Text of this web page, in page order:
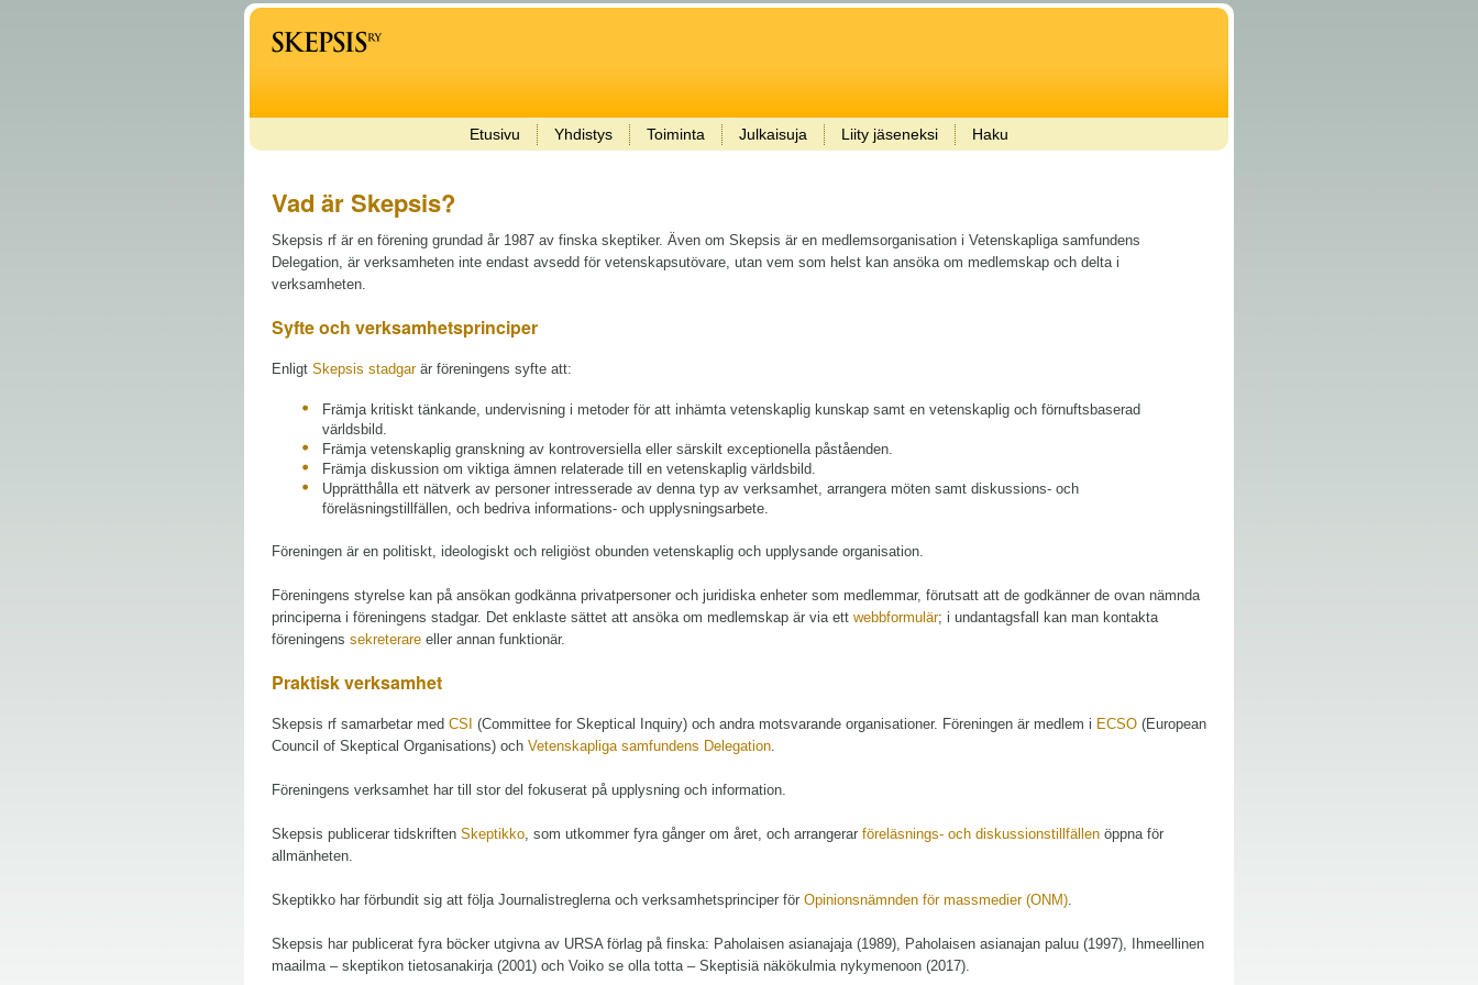
Etusivu Yhdistys Toiminta Julkaisuja Liity jäseneksi Haku
Vad är Skepsis?
Skepsis rf är en förening grundad år 1987 av finska skeptiker. Även om Skepsis är en medlemsorganisation i Vetenskapliga samfundens
Delegation, är verksamheten inte endast avsedd för vetenskapsutövare, utan vem som helst kan ansöka om medlemskap och delta i
verksamheten.
Syfte och verksamhetsprinciper
Enligt Skepsis stadgarär föreningens syfte att:
Främja kritiskt tänkande, undervisning i metoder för att inhämta vetenskaplig kunskap samt en vetenskaplig och förnuftsbaserad
världsbild.
Främja vetenskaplig granskning av kontroversiella eller särskilt exceptionella påståenden.
Främja diskussion om viktiga ämnen relaterade till en vetenskaplig världsbild.
Upprätthålla ett nätverk av personer intresserade av denna typ av verksamhet, arrangera möten samt diskussions- och
föreläsningstillfällen, och bedriva informations- och upplysningsarbete.
Föreningen är en politiskt, ideologiskt och religiöst obunden vetenskaplig och upplysande organisation.
Föreningens styrelse kan på ansökan godkänna privatpersoner och juridiska enheter som medlemmar, förutsatt att de godkänner de ovan nämnda
principerna i föreningens stadgar. Det enklaste sättet att ansöka om medlemskap är via ett webbformulär; i undantagsfall kan man kontakta
föreningens sekreterare eller annan funktionär.
Praktisk verksamhet
Skepsis rf samarbetar med CSI (Committee for Skeptical Inquiry) och andra motsvarande organisationer. Föreningen är medlem i ECSO (European
Council of Skeptical Organisations) och Vetenskapliga samfundens Delegation.
Föreningens verksamhet har till stor del fokuserat på upplysning och information.
Skepsis publicerar tidskriften Skeptikko, som utkommer fyra gånger om året, och arrangerar föreläsnings- och diskussionstillfällen öppna för
allmänheten.
Skeptikko har förbundit sig att följa Journalistreglerna och verksamhetsprinciper för Opinionsnämnden för massmedier (ONM).
Skepsis har publicerat fyra böcker utgivna av URSA förlag på finska: Paholaisen asianajaja (1989), Paholaisen asianajan paluu (1997), Ihmeellinen
maailma – skeptikon tietosanakirja (2001) och Voiko se olla totta – Skeptisiä näkökulmia nykymenoon (2017).